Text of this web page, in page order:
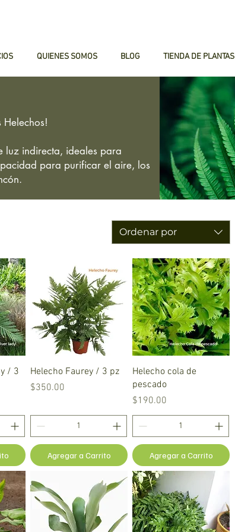
QUIENES SOMOS BLOG TIENDA DE PLANTAS
Helechos!
luz indirecta, ideales para
para purificar el aire, los
Ordenar por
/ 3
Vista rápida
Helecho Faurey / 3 pz
Precio
$350.00
Agregar a Carrito
Vista rápida
Helecho cola de
pescado
Precio
$190.00
Agregar a Carrito